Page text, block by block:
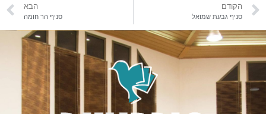
הקודם
סניף גבעת שמואל
הבא
סניף הר חומה